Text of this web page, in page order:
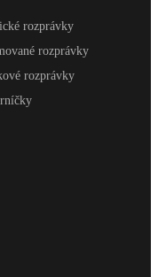
rozprávky
rozprávky
rozprávky